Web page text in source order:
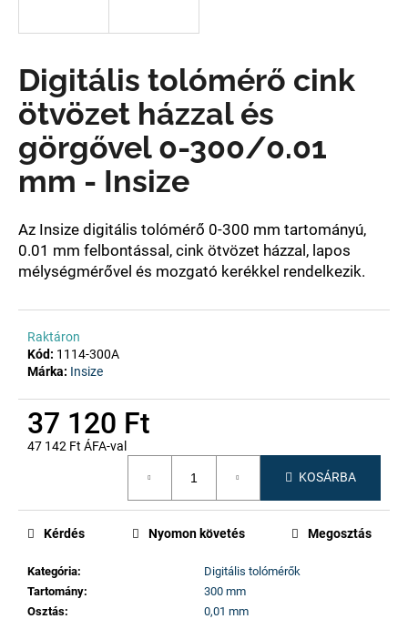
Digitális tolómérő cink
ötvözet házzal és
görgővel 0-300/0.01
mm - Insize
Az Insize digitális tolómérő 0-300 mm tartományú,
0.01 mm felbontással, cink ötvözet házzal, lapos
mélységmérővel és mozgató kerékkel rendelkezik.
Raktáron
Kód: 1114-300A
Márka: Insize
37 120 Ft
47 142 Ft ÁFA-val
KOSÁRBA
Kategória:
Digitális tolómérők
Tartomány:
300 mm
Osztás:
0,01 mm
Kérdés Nyomon követés Megosztás
j
á
n
j
u
k